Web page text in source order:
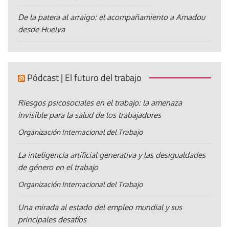
De la patera al arraigo: el acompañamiento a Amadou
desde Huelva
Pódcast | El futuro del trabajo
Riesgos psicosociales en el trabajo: la amenaza
invisible para la salud de los trabajadores
Organización Internacional del Trabajo
La inteligencia artificial generativa y las desigualdades
de género en el trabajo
Organización Internacional del Trabajo
Una mirada al estado del empleo mundial y sus
principales desafíos